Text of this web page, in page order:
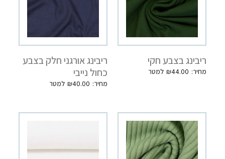
ריבינג בצבע חקי
₪44.00
ריבינג אורגני חלק בצבע
כחול נייבי
₪40.00